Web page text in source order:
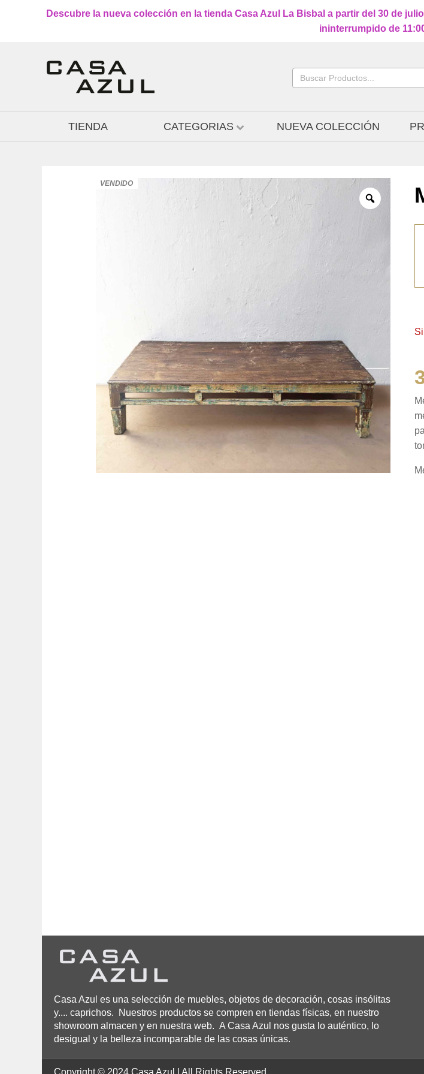
Descubre la nueva colección en la tienda Casa Azul La Bisbal a partir del 30 de
ininterrumpido de
Buscar:
TIENDA CATEGORIAS NUEVA COLECCIÓN
VENDIDO
Casa Azul es una selección de muebles, objetos de decoración, cosas insólitas
y.... caprichos. Nuestros productos se compren en tiendas físicas, en nuestro
showroom almacen y en nuestra web. A Casa Azul nos gusta lo auténtico, lo
desigual y la belleza incomparable de las cosas únicas.
Copyright © 2024 Casa Azul | All Rights Reserved